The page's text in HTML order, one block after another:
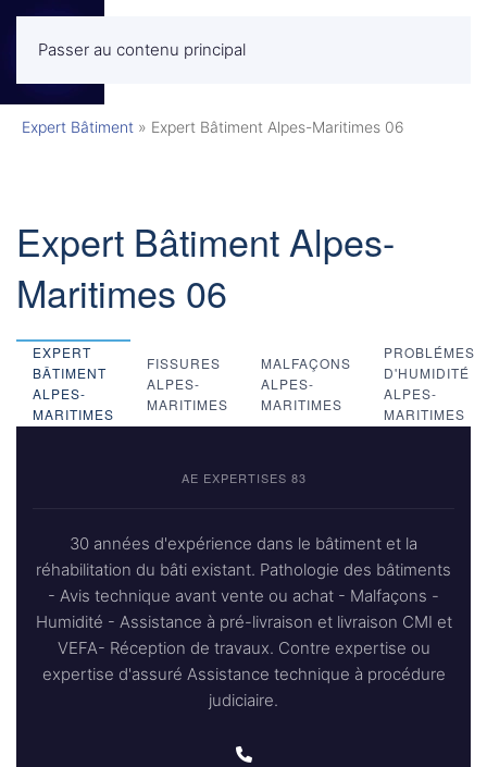
Passer au contenu principalMENU
Expert Bâtiment » Expert Bâtiment Alpes-Maritimes 06
Expert Bâtiment Alpes-
Maritimes 06
EXPERT
BÂTIMENT
ALPES-
MARITIMES
FISSURES
ALPES-
MARITIMES
MALFAÇONS
ALPES-
MARITIMES
PROBLÉMES
D'HUMIDITÉ
ALPES-
MARITIMES
AE EXPERTISES 83
30 années d'expérience dans le bâtiment et la
réhabilitation du bâti existant. Pathologie des bâtiments
- Avis technique avant vente ou achat - Malfaçons -
Humidité - Assistance à pré-livraison et livraison CMI et
VEFA- Réception de travaux. Contre expertise ou
expertise d'assuré Assistance technique à procédure
judiciaire.